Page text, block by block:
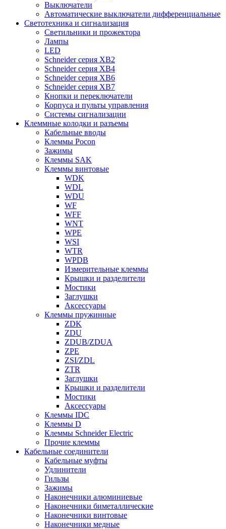
Выключатели
Автоматические выключатели дифференциальные
Светотехника и сигнализация
Светильники и прожектора
Лампы
LED
Schneider серия XB2
Schneider серия XB4
Schneider серия XB6
Schneider серия XB7
Кнопки и переключатели
Корпуса и пульты управления
Системы сигнализации
Клеммные колодки и разъемы
Кабельные вводы
Клеммы Pocon
Зажимы
Клеммы SAK
Клеммы винтовые
WDK
WDL
WDU
WF
WFF
WNT
WPE
WSI
WTR
WPDB
Измерительные клеммы
Крышки и разделители
Мостики
Заглушки
Аксессуары
Клеммы пружинные
ZDK
ZDU
ZDUB/ZDUA
ZPE
ZSI/ZDL
ZTR
Заглушки
Крышки и разделители
Мостики
Аксессуары
Клеммы IDC
Клеммы D
Клеммы Schneider Electric
Прочие клеммы
Кабельные соединители
Кабельные муфты
Удлинители
Гильзы
Зажимы
Наконечники алюминиевые
Наконечники биметаллические
Наконечники винтовые
Наконечники медные